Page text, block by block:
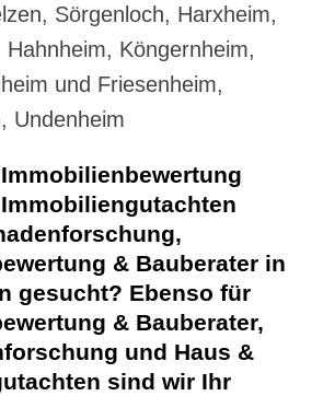
Sörgenloch, Harxheim,
Hahnheim, Köngernheim,
und Friesenheim,
Undenheim
& Bauberater in
gesucht? Ebenso für
& Bauberater,
und Haus &
sind wir Ihr